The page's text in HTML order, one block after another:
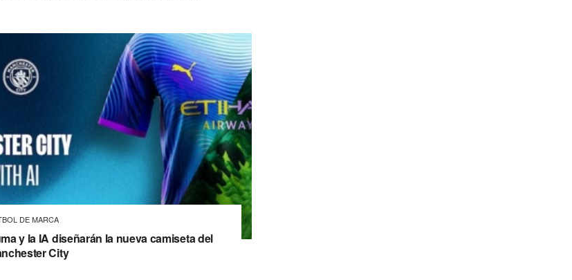
DE MARCA
y la IA diseñarán la nueva camiseta del
City